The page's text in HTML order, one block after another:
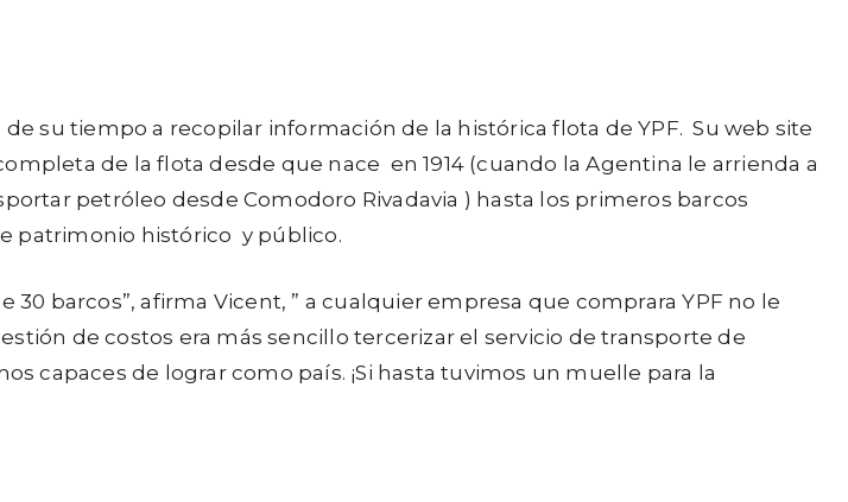
su tiempo a recopilar información de la histórica flota de YPF. Su web site
de la flota desde que nace en 1914 (cuando la Agentina le arrienda a
petróleo desde Comodoro Rivadavia ) hasta los primeros barcos
patrimonio histórico y público.
barcos”, afirma Vicent, ” a cualquier empresa que comprara YPF no le
de costos era más sencillo tercerizar el servicio de transporte de
capaces de lograr como país. ¡Si hasta tuvimos un muelle para la